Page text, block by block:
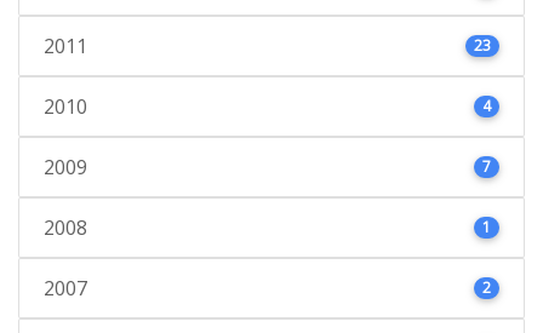
2011 23
2010 4
2009 7
2008 1
2007 2